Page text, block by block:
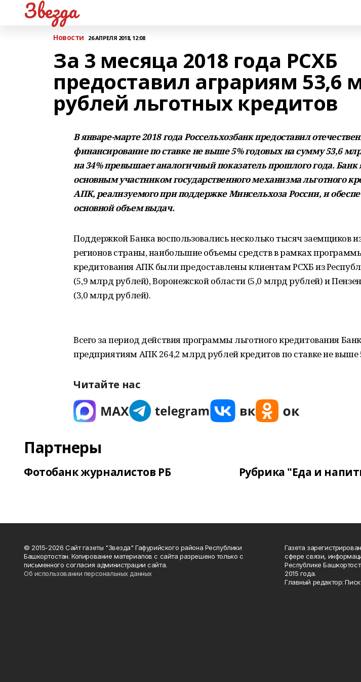
Звезда
Новости 26 АПРЕЛЯ 2018, 12:08
За 3 месяца 2018 года РСХБ
предоставил аграриям 53,6
рублей льготных кредитов
В январе-марте 2018 года Россельхозбанк предоставил
финансирование по ставке не выше 5% годовых на сумму 53,6
на 34% превышает аналогичный показатель прошлого года. Банк
основным участником государственного механизма льготного
АПК, реализуемого при поддержке Минсельхоза России, и
основной объем выдач.
Поддержкой Банка воспользовались несколько тысяч заемщиков
регионов страны, наибольшие объемы средств в рамках
кредитования АПК были предоставлены клиентам РСХБ из
(5,9 млрд рублей), Воронежской области (5,0 млрд рублей) и
(3,0 млрд рублей).
Всего за период действия программы льготного кредитования
предприятиям АПК 264,2 млрд рублей кредитов по ставке не выше
Читайте нас
Партнеры
Фотобанк журналистов РБ Рубрика "Еда и
© 2015-2026 Сайт газеты "Звезда" Гафурийского района Республики
Башкортостан. Копирование материалов с сайта разрешено только с
письменного согласия администрации сайта.
Об использовании персональных данных
Газета
сфере связи,
Республике
2015 года.
Главный редактор: